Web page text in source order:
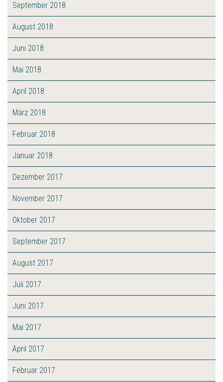
September 2018
August 2018
Juni 2018
Mai 2018
April 2018
März 2018
Februar 2018
Januar 2018
Dezember 2017
November 2017
Oktober 2017
September 2017
August 2017
Juli 2017
Juni 2017
Mai 2017
April 2017
Februar 2017